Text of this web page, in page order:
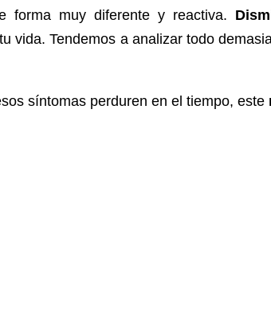
forma muy diferente y reactiva.
vida. Tendemos a analizar todo
síntomas perduren en el tiempo, este